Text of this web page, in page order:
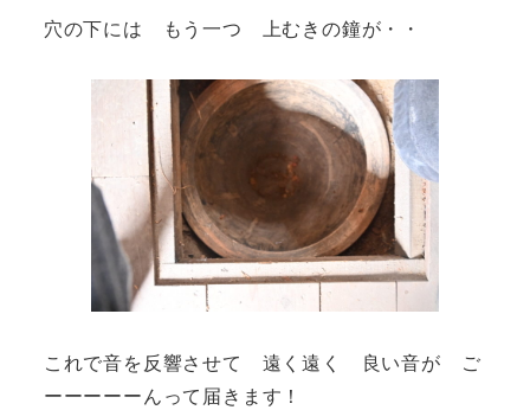
穴の下には もう一つ 上むきの鐘が・・
これで音を反響させて 遠く遠く 良い音が ご
ーーーーーんって届きます！